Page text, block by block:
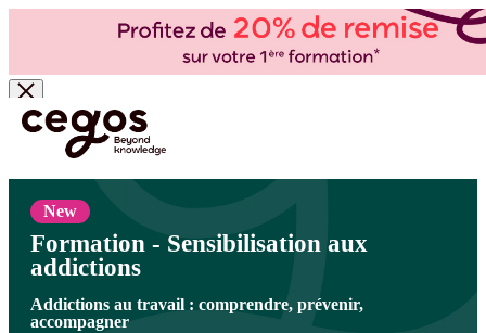
Skip to main content
Vous êtes ici : Accueil >Cegos, organisme de formation à Paris et en régions
>Santé et qualité de vie au travail, risques psychosociaux
prévention des risques
New
Formation - Sensibilisation aux
addictions
Addictions au travail : comprendre, prévenir,
accompagner